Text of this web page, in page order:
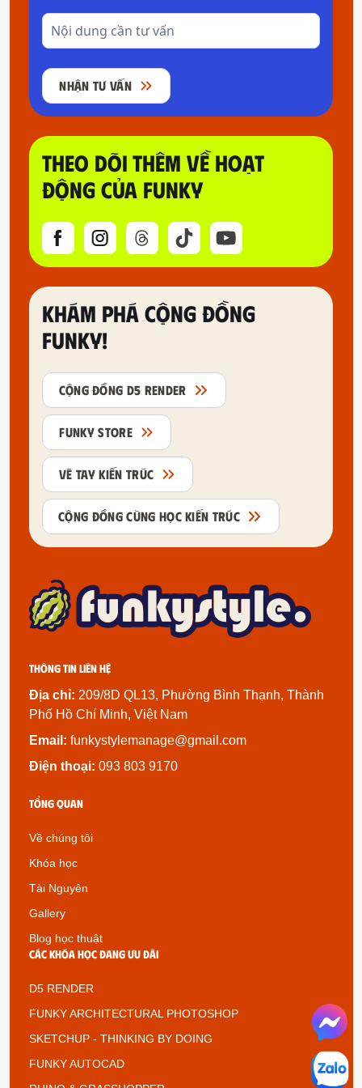
NHẬN TƯ VẤN
THEO DÕI THÊM VỀ HOẠT
ĐỘNG CỦA FUNKY
KHÁM PHÁ CỘNG ĐỒNG
FUNKY!
CỘNG ĐỒNG D5 RENDER
FUNKY STORE
VẼ TAY KIẾN TRÚC
CỘNG ĐỒNG CÙNG HỌC KIẾN TRÚC
Thông tin liên hệ
Địa chỉ: 209/8D QL13, Phường Bình Thạnh, Thành
Phố Hồ Chí Minh, Việt Nam
Email: funkystylemanage@gmail.com
Điện thoại: 093 803 9170
Tổng quan
Về chúng tôi
Khóa học
Tài Nguyên
Gallery
Blog học thuật
Các khóa học đang ưu đãi
D5 RENDER
FUNKY ARCHITECTURAL PHOTOSHOP
SKETCHUP - THINKING BY DOING
FUNKY AUTOCAD